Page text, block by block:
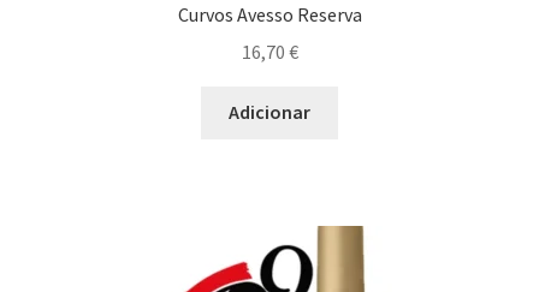
Curvos Avesso Reserva
16,70 €
Adicionar